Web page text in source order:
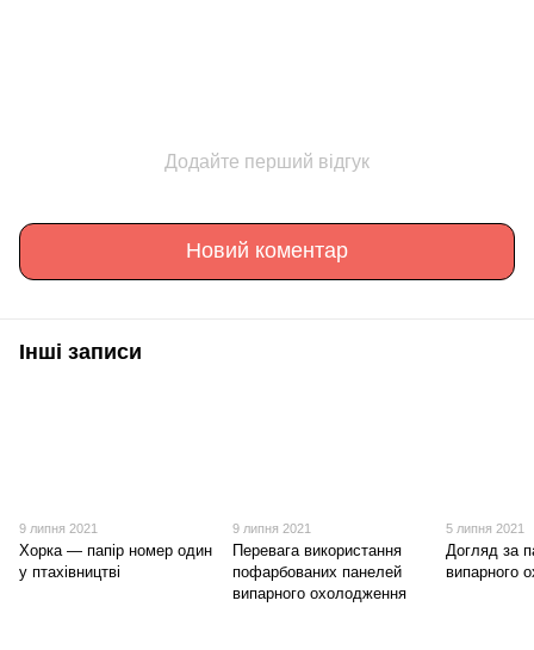
Додайте перший відгук
Новий коментар
Інші записи
9 липня 2021
Хорка — папір номер один
у птахівництві
9 липня 2021
Перевага використання
пофарбованих панелей
випарного охолодження
5 липня 2021
Догляд за
випарного